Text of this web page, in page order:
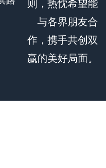
则，热忱希望能
与各界朋友合
作，携手共创双
赢的美好局面。